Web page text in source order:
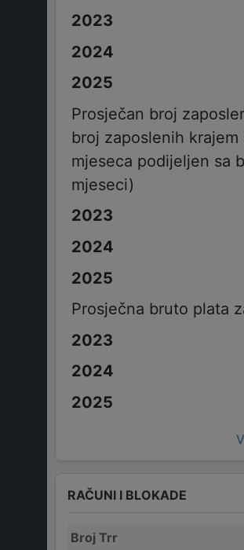
Prosječan broj
broj zaposlenih krajem
mjeseca podijeljen sa
mjeseci)
Prosječna bruto plata
RAČUNI I BLOKADE
Broj Trr